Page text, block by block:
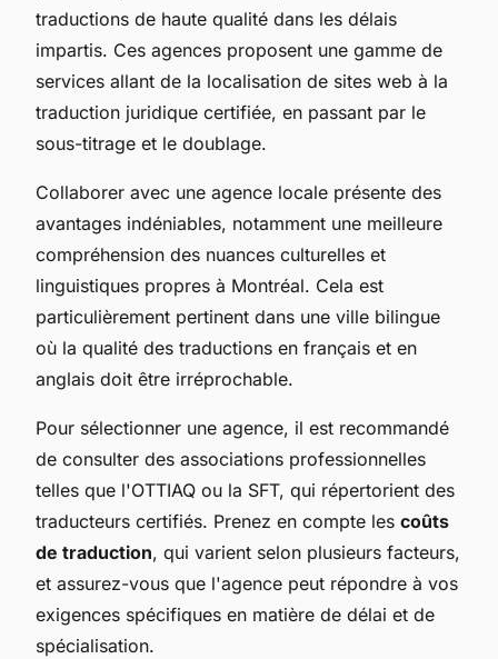
traductions de haute qualité dans les délais
impartis. Ces agences proposent une gamme de
services allant de la localisation de sites web à la
traduction juridique certifiée, en passant par le
sous-titrage et le doublage.
Collaborer avec une agence locale présente des
avantages indéniables, notamment une meilleure
compréhension des nuances culturelles et
linguistiques propres à Montréal. Cela est
particulièrement pertinent dans une ville bilingue
où la qualité des traductions en français et en
anglais doit être irréprochable.
Pour sélectionner une agence, il est recommandé
de consulter des associations professionnelles
telles que l'OTTIAQ ou la SFT, qui répertorient des
traducteurs certifiés. Prenez en compte les coûts
de traduction, qui varient selon plusieurs facteurs,
et assurez-vous que l'agence peut répondre à vos
exigences spécifiques en matière de délai et de
spécialisation.